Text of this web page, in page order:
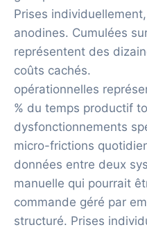
Prises
anodines. Cumulées
représentent des
coûts cachés.
opérationnelles
% du temps productif
dysfonctionnements
micro-frictions
données entre deux
manuelle qui pourrait
commande géré par
structuré. Prises